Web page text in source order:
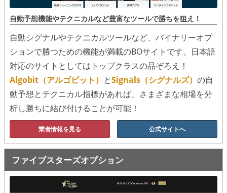
自動予想機能やテクニカルなど豊富なツールで勝ちを狙え！
自動シグナルやテクニカルツールなど、バイナリーオプ
ションで勝つための機能が満載のBOサイトです。日本語
対応のサイトとしてはトップクラスの品ぞろえ！
Algobit（アルゴビット） とSignals（シグナルズ） の自
動予想とテクニカル指標があれば、さまざまな相場を分
析し勝ちに結び付けることが可能！
業者情報を見る 公式サイトへ
ファイブスターズオプション